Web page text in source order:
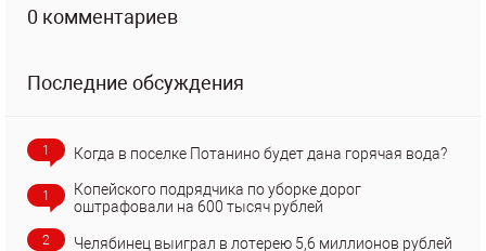
0 комментариев
Последние обсуждения
1 Когда в поселке Потанино будет дана горячая вода?
1
Копейского подрядчика по уборке дорог
оштрафовали на 600 тысяч рублей
2 Челябинец выиграл в лотерею 5,6 миллионов рублей